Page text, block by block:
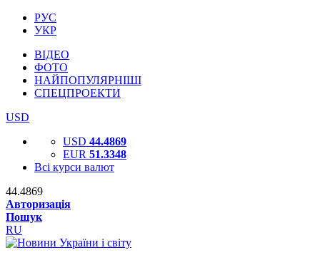
РУС
УКР
ВІДЕО
ФОТО
НАЙПОПУЛЯРНІШІ
СПЕЦПРОЕКТИ
USD
USD 44.4869
EUR 51.3348
Всі курси валют
44.4869
Авторизація
Пошук
RU